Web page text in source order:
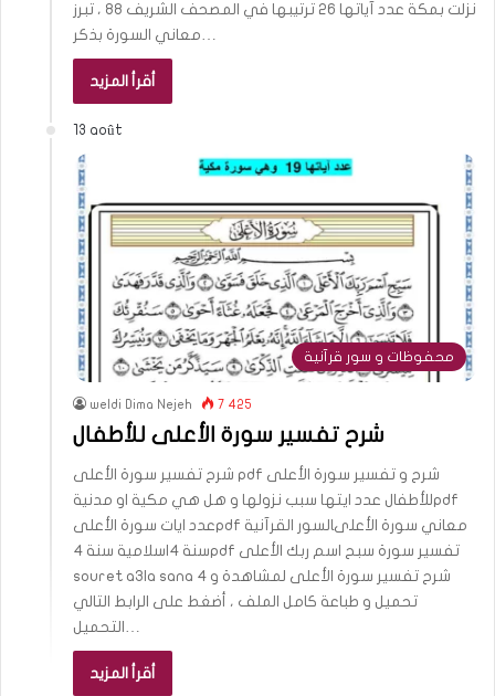
نزلت بمكة عدد آياتها 26 ترتيبها في المصحف الشريف 88 ، تبرز
معاني السورة بذكر…
أقرأ المزيد
13 août
محفوظات و سور قرآنية
weldi Dima Nejeh 7 425
شرح تفسير سورة الأعلى للأطفال
شرح تفسير سورة الأعلى pdf شرح و تفسير سورة الأعلى
للأطفال عدد ايتها سبب نزولها و هل هي مكية او مدنيةpdf
عدد ايات سورة الأعلىpdf معاني سورة الأعلىالسور القرآنية
سنة 4اسلامية سنة 4pdf تفسير سورة سبح اسم ربك الأعلى
souret a3la sana 4 شرح تفسير سورة الأعلى لمشاهدة و
تحميل و طباعة كامل الملف ، أضغط على الرابط التالي
أقرأ المزيد